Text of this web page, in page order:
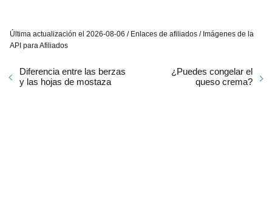
Última actualización el 2026-08-06 / Enlaces de afiliados / Imágenes de la
API para Afiliados
Diferencia entre las berzas
y las hojas de mostaza
¿Puedes congelar el
queso crema?